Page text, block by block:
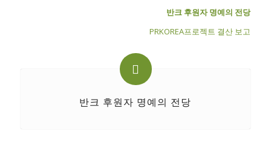
반크 후원자 명예의 전당
PRKOREA프로젝트 결산 보고
반크 후원자 명예의 전당